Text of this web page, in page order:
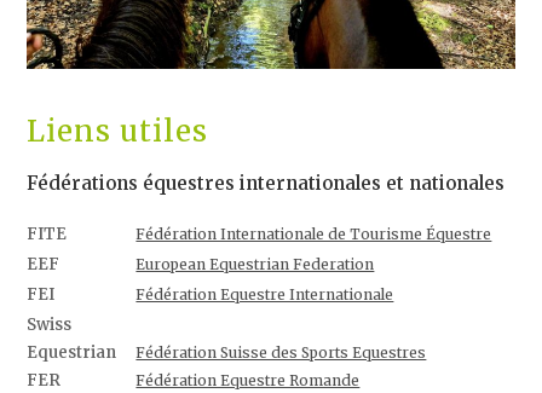
Liens utiles
Fédérations équestres internationales et nationales
FITE Fédération Internationale de Tourisme Équestre
EEF European Equestrian Federation
FEI Fédération Equestre Internationale
Swiss
Equestrian
Fédération Suisse des Sports Equestres
FER Fédération Equestre Romande